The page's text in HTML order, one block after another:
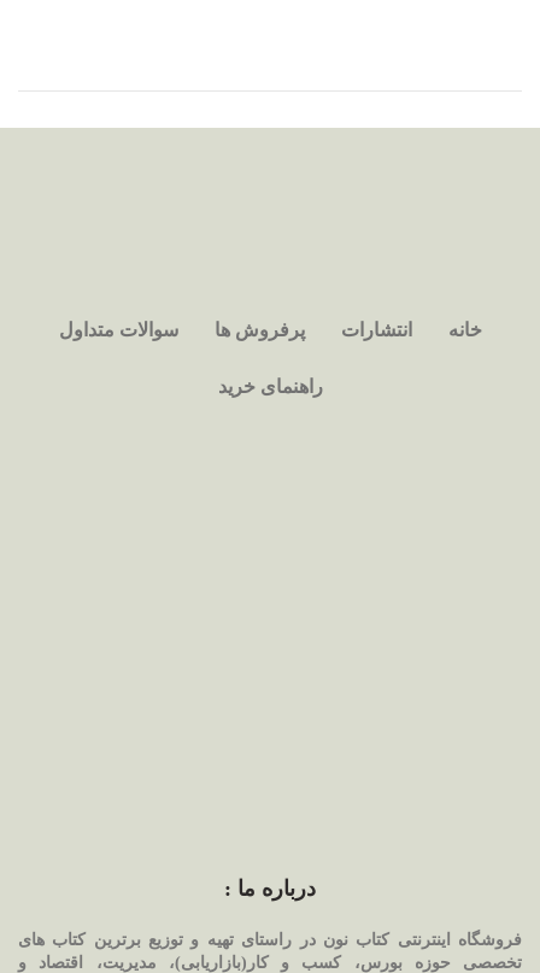
خانه انتشارات پرفروش ها سوالات متداول
راهنمای خرید
درباره ما :
فروشگاه اینترنتی کتاب نون در راستای تهیه و توزیع برترین کتاب های
تخصصی حوزه بورس، کسب و کار(بازاریابی)، مدیریت، اقتصاد و